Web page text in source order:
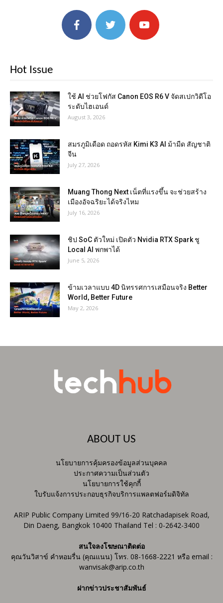
Hot Issue
ใช้ AI ช่วยโฟกัส Canon EOS R6 V จัดสเปกวิดีโอ
ระดับไฮเอนด์
August 3, 2026
สมรภูมิเดือด ถอดรหัส Kimi K3 AI ม้ามืด สัญชาติ
จีน
July 27, 2026
Muang Thong Next เน็ตที่แรงขึ้น จะช่วยสร้าง
เมืองอัจฉริยะได้จริงไหม
July 16, 2026
ชิป SoC ตัวใหม่ เปิดตัว Nvidia RTX Spark ชู
Local AI พกพาได้
June 5, 2026
ข้ามเวลาแบบ 4D นิทรรศการเสมือนจริง Better
World, Better Future
May 2, 2026
ABOUT US
นโยบายการคุ้มครองข้อมูลส่วนบุคคล
ประกาศความเป็นส่วนตัว
นโยบายการใช้คุกกี้
ใบรับแจ้งการประกอบธุรกิจบริการแพลตฟอร์มดิจิทัล
ARIP Public Company Limited 99/16-20 Ratchadapisek Road,
Din Daeng, Bangkok 10400 Thailand Tel : 0-2642-3400
สนใจลงโฆษณาติดต่อ
คุณวันวิสาข์ คำหอมรื่น (คุณแนน) โทร. 08-1668-2221 หรือ email :
wanvisak@arip.co.th
ฝากข่าวประชาสัมพันธ์